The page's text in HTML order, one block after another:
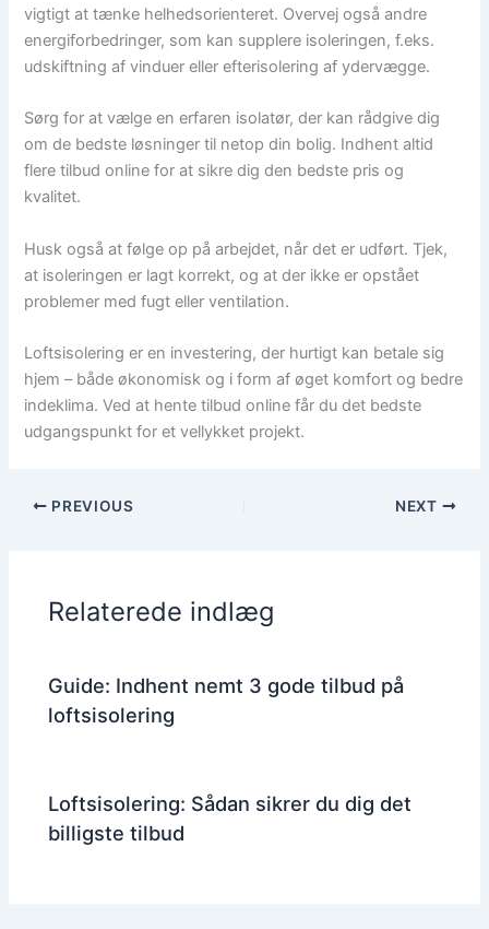
vigtigt at tænke helhedsorienteret. Overvej også andre
energiforbedringer, som kan supplere isoleringen, f.eks.
udskiftning af vinduer eller efterisolering af ydervægge.
Sørg for at vælge en erfaren isolatør, der kan rådgive dig
om de bedste løsninger til netop din bolig. Indhent altid
flere tilbud online for at sikre dig den bedste pris og
kvalitet.
Husk også at følge op på arbejdet, når det er udført. Tjek,
at isoleringen er lagt korrekt, og at der ikke er opstået
problemer med fugt eller ventilation.
Loftsisolering er en investering, der hurtigt kan betale sig
hjem – både økonomisk og i form af øget komfort og bedre
indeklima. Ved at hente tilbud online får du det bedste
udgangspunkt for et vellykket projekt.
PREVIOUS NEXT
Relaterede indlæg
Guide: Indhent nemt 3 gode tilbud på
loftsisolering
Loftsisolering: Sådan sikrer du dig det
billigste tilbud